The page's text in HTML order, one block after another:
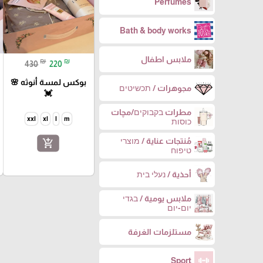
Bath & body works
ملابس اطفال
مجوهرات / תכשיטים
مطرات בקבוקים/مچات
כוסות
مُنتجات عناية / מוצרי
טיפוח
أحذية / נעלי בית
ملابس يومية / בגדי
יום-יום
مستلزمات الغرفة
Sport
430 ₪ 220 ₪
بوكس لمسة أنوثه 🌸
💓
m
l
xl
xxl
add_shopping_cart